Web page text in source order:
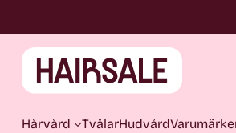
Hårvård TvålarHudvård